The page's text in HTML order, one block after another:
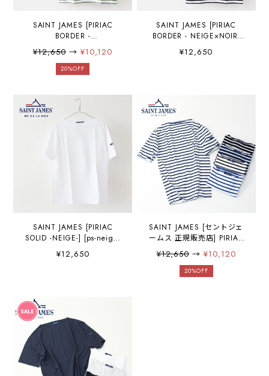
SAINT JAMES [PIRIAC
BORDER -
NEIGE×AMANDE] [pb-nei-
ama] セントジェームス 正規
販売店・カットソー・半袖T
ック ボーダー・白/セージグ
リーン・MEN'S / LADY'S
[2025SS]
¥12,650→ ¥10,120
20%OFF
SAINT JAMES [PIRIAC
BORDER - NEIGE×NOIR]
[pb-nei-nor] セントジェーム
ス 正規販売店・カットソ
白×黒・MEN'S / LADY'S
¥12,650
SAINT JAMES [PIRIAC
SOLID -NEIGE-] [ps-neige]
セントジェームス 正規販売
店・カットソー・半袖Tシャ
MEN'S / LADY'S [2026SS]
¥12,650
SAINT JAMES [セントジェ
ームス 正規販売店] PIRIAC
BORDER [ピリアック ボーダ
ー] ボーダーカットソー 半
袖Tシャツ ボーダーTシャ
¥12,650→¥10,120
20%OFF